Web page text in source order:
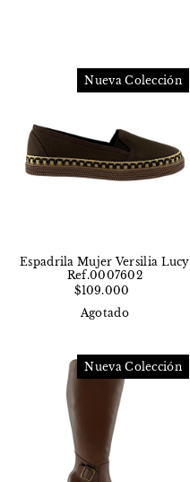
Nueva Colección
Espadrila Mujer Versilia Lucy
Ref.0007602
$109.000
Agotado
Nueva Colección